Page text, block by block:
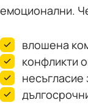
емоционални.
влошена
конфликти